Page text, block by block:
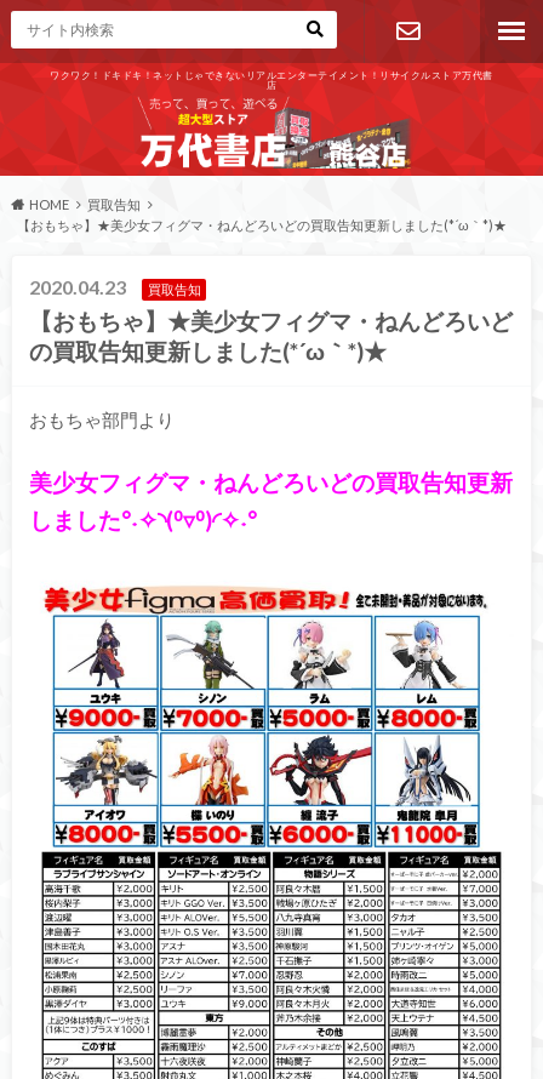
ワクワク！ドキドキ！ネットじゃできないリアルエンターテイメント！リサイクルストア万代書
店
お問い合わ
せ
HOME
買取告知
【おもちゃ】★美少女フィグマ・ねんどろいどの買取告知更新しました(*´ω｀*)★
2020.04.23 買取告知
【おもちゃ】★美少女フィグマ・ねんどろいど
の買取告知更新しました(*´ω｀*)★
おもちゃ部門より
美少女フィグマ・ねんどろいどの買取告知更新
しました°˖✧◝(⁰▿⁰)◜✧˖°